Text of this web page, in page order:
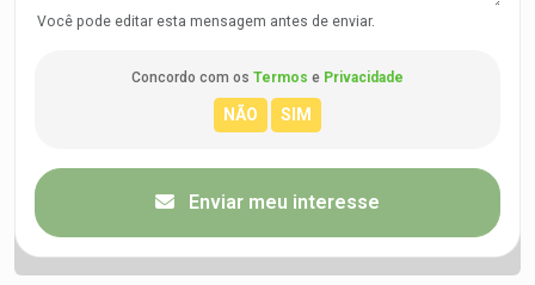
Você pode editar esta mensagem antes de enviar.
Concordo com os Termos e Privacidade
Enviar meu interesse